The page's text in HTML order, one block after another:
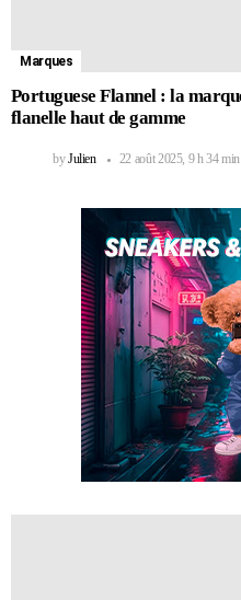
Marques
Portuguese Flannel : la
flanelle haut de gamme
byJulien 22 août 2025, 9 h 34 min